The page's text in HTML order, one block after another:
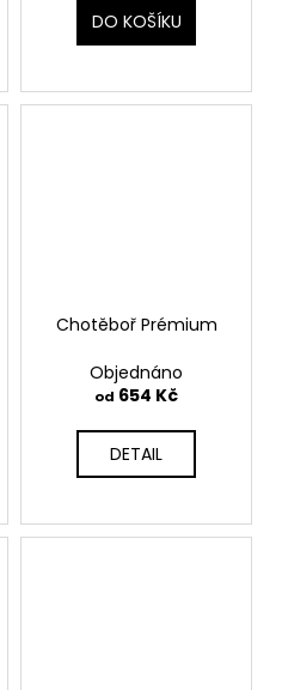
DO KOŠÍKU
Chotěboř Prémium
Objednáno
od 654 Kč
DETAIL